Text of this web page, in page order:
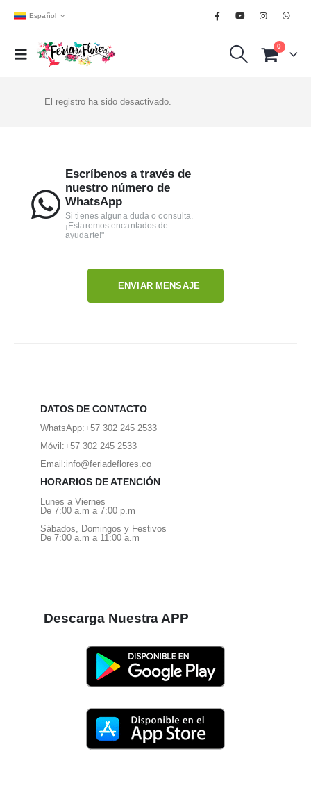
Español
0
El registro ha sido desactivado.
Escríbenos a través de
nuestro número de
WhatsApp
Si tienes alguna duda o consulta.
¡Estaremos encantados de
ayudarte!"
ENVIAR MENSAJE
DATOS DE CONTACTO
WhatsApp:+57 302 245 2533
Móvil:+57 302 245 2533
Email:info@feriadeflores.co
HORARIOS DE ATENCIÓN
Lunes a Viernes
De 7:00 a.m a 7:00 p.m
Sábados, Domingos y Festivos
De 7:00 a.m a 11:00 a.m
Descarga Nuestra APP